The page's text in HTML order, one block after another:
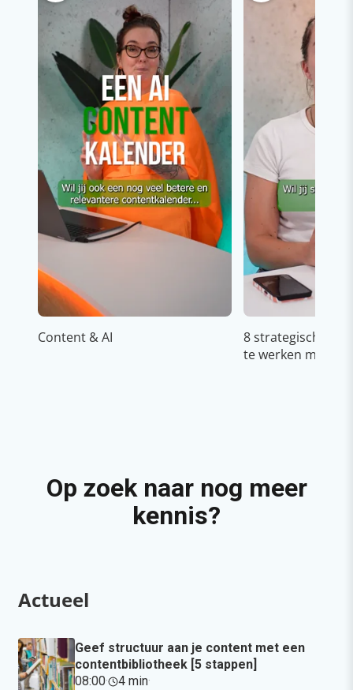
Content & AI
8 strategische
te werken met
Op zoek naar nog meer
kennis?
Actueel
Geef structuur aan je content met een
contentbibliotheek [5 stappen]
08:00· 4 min·